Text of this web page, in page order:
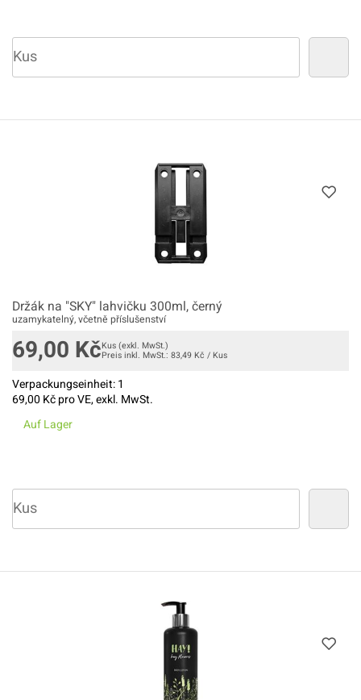
Držák na "SKY" lahvičku 300ml, černý
uzamykatelný, včetně příslušenství
69,00 KčKus (exkl. MwSt.)
Preis inkl. MwSt.: 83,49 Kč / Kus
Verpackungseinheit:1
69,00 Kč pro VE, exkl. MwSt.
Auf Lager